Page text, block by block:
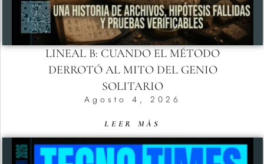
LINEAL B: CUANDO EL MÉTODO
DERROTÓ AL MITO DEL GENIO
SOLITARIO
Agosto 4, 2026
LEER MÁS